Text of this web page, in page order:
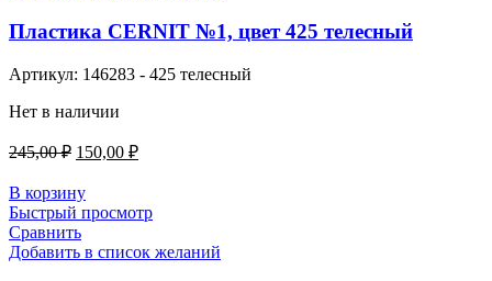
Пластика CERNIT №1, цвет 425 телесный
Артикул: 146283 - 425 телесный
Нет в наличии
245,00₽ Первоначальная
составляла
245,00 ₽.
150,00 ₽Текущая
В корзину
Быстрый просмотр
Сравнить
Добавить в список желаний